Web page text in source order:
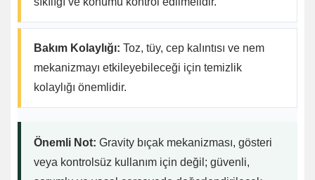
Bakım Kolaylığı: Toz, tüy, cep kalıntısı ve nem
mekanizmayı etkileyebileceği için temizlik
kolaylığı önemlidir.
Önemli Not: Gravity bıçak mekanizması, gösteri
veya kontrolsüz kullanım için değil; güvenli,